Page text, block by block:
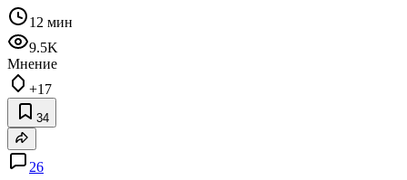
12 мин
9.5K
Мнение
+17
34
26